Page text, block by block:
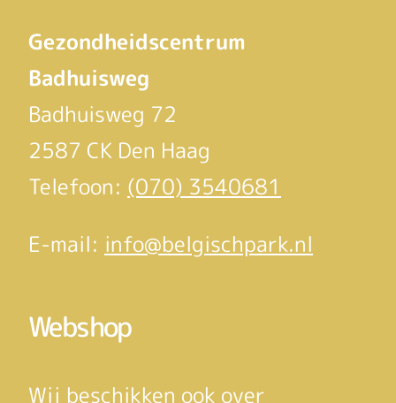
Gezondheidscentrum
Badhuisweg
Badhuisweg 72
2587 CK Den Haag
Telefoon: (070) 3540681
E-mail: info@belgischpark.nl
Webshop
Wij beschikken ook over